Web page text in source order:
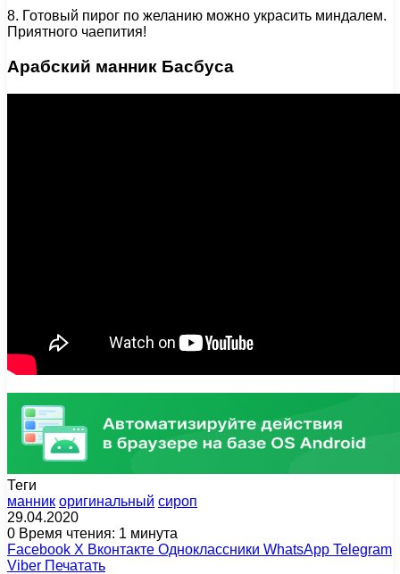
8. Готовый пирог по желанию можно украсить миндалем.
Приятного чаепития!
Арабский манник Басбуса
Теги
манник оригинальный сироп
29.04.2020
0 Время чтения: 1 минута
Facebook X Вконтакте Одноклассники WhatsApp Telegram
Viber Печатать